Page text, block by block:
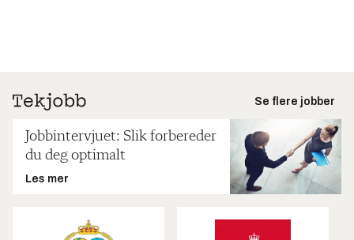
Se flere jobber
Jobbintervjuet: Slik forbereder
du deg optimalt
Les mer